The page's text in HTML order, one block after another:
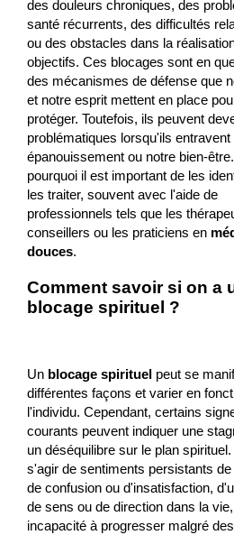
des douleurs chroniques, des
santé récurrents, des difficultés
ou des obstacles dans la
objectifs. Ces blocages sont en
des mécanismes de défense que
et notre esprit mettent en place
protéger. Toutefois, ils peuvent
problématiques lorsqu'ils entravent
épanouissement ou notre bien-
pourquoi il est important de les
les traiter, souvent avec l'aide de
professionnels tels que les
conseillers ou les praticiens en
douces.
Comment savoir si on a
blocage spirituel ?
Un blocage spirituelpeut se
différentes façons et varier en
l'individu. Cependant, certains
courants peuvent indiquer une
un déséquilibre sur le plan spirituel.
s'agir de sentiments persistants de
de confusion ou d'insatisfaction,
de sens ou de direction dans la
incapacité à progresser malgré